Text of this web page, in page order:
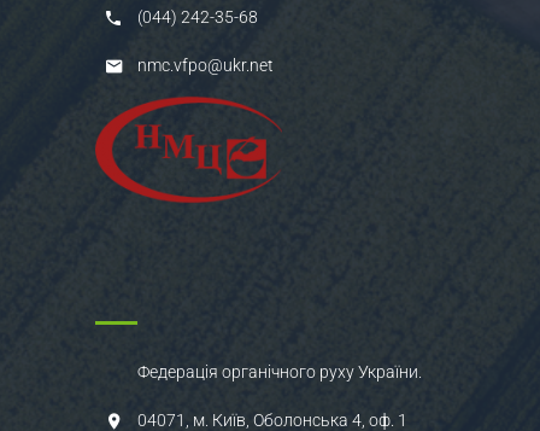
(044) 242-35-68
nmc.vfpo@ukr.net
Федерація органічного руху України.
04071, м. Київ, Оболонська 4, оф. 1